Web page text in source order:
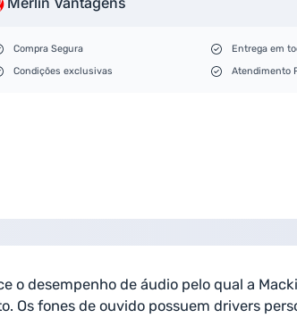
Compra Segura
Condições exclusivas
Entrega em
Atendimento
o desempenho de áudio pelo qual a
Os fones de ouvido possuem drivers